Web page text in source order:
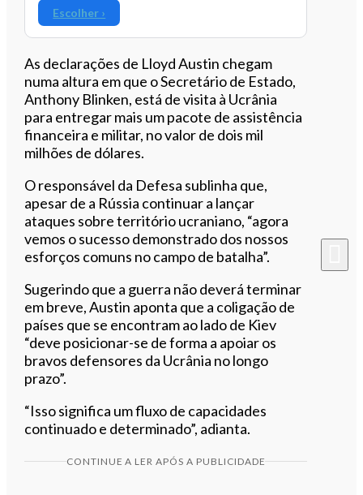
Escolher ›
As declarações de Lloyd Austin chegam
numa altura em que o Secretário de Estado,
Anthony Blinken, está de visita à Ucrânia
para entregar mais um pacote de assistência
financeira e militar, no valor de dois mil
milhões de dólares.
O responsável da Defesa sublinha que,
apesar de a Rússia continuar a lançar
ataques sobre território ucraniano, “agora
vemos o sucesso demonstrado dos nossos
esforços comuns no campo de batalha”.
Sugerindo que a guerra não deverá terminar
em breve, Austin aponta que a coligação de
países que se encontram ao lado de Kiev
“deve posicionar-se de forma a apoiar os
bravos defensores da Ucrânia no longo
prazo”.
“Isso significa um fluxo de capacidades
continuado e determinado”, adianta.
CONTINUE A LER APÓS A PUBLICIDADE